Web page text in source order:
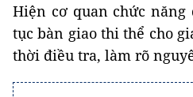
Hiện cơ quan chức năng
tục bàn giao thi thể cho
thời điều tra, làm rõ